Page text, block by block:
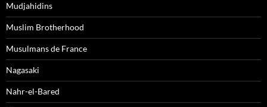
Mudjahidins
Muslim Brotherhood
Musulmans de France
Nagasaki
Nahr-el-Bared